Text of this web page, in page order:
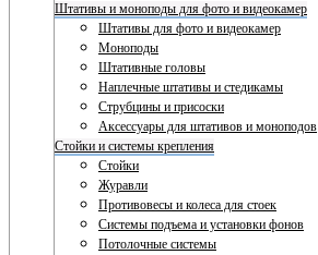
Штативы и моноподы для фото и видеокамер
Штативы для фото и видеокамер
Моноподы
Штативные головы
Наплечные штативы и стедикамы
Струбцины и присоски
Аксессуары для штативов и моноподов
Стойки и системы крепления
Стойки
Журавли
Противовесы и колеса для стоек
Системы подъема и установки фонов
Потолочные системы